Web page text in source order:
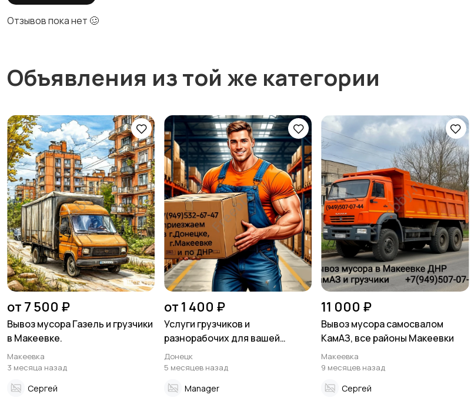
Отзывов пока нет 🥴
Объявления из той же категории
от 7 500 ₽
Вывоз мусора Газель и грузчики
в Макеевке.
Макеевка
3 месяца назад
Сергей
от 1 400 ₽
Услуги грузчиков и
разнорабочих для вашей
компании и склада
Донецк
5 месяцев назад
Manager
11 000 ₽
Вывоз мусора самосвалом
КамАЗ, все районы Макеевки
Макеевка
9 месяцев назад
Сергей